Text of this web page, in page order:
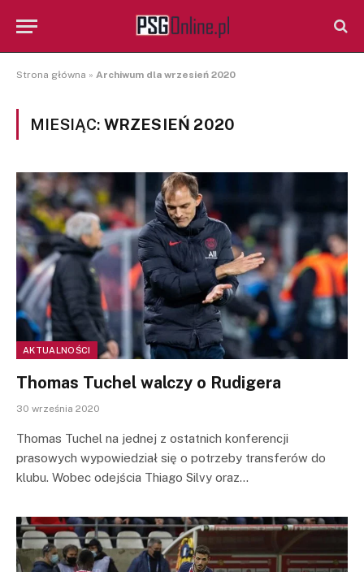
Strona główna » Archiwum dla wrzesień 2020
MIESIĄC: WRZESIEŃ 2020
AKTUALNOŚCI
Thomas Tuchel walczy o Rudigera
30 września 2020
Thomas Tuchel na jednej z ostatnich konferencji
prasowych wypowiedział się o potrzeby transferów do
klubu. Wobec odejścia Thiago Silvy oraz…